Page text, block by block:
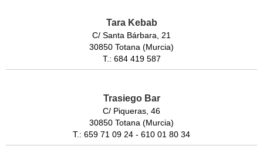
Tara Kebab
C/ Santa Bárbara, 21
30850 Totana (Murcia)
T.: 684 419 587
Trasiego Bar
C/ Piqueras, 46
30850 Totana (Murcia)
T.: 659 71 09 24 - 610 01 80 34